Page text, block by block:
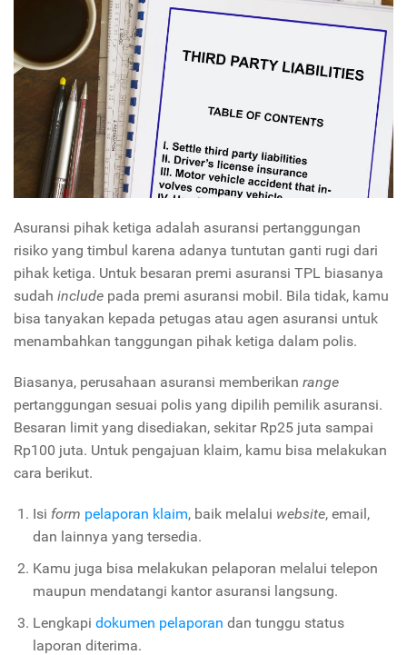
Asuransi pihak ketiga adalah asuransi pertanggungan
risiko yang timbul karena adanya tuntutan ganti rugi dari
pihak ketiga. Untuk besaran premi asuransi TPL biasanya
sudah include pada premi asuransi mobil. Bila tidak, kamu
bisa tanyakan kepada petugas atau agen asuransi untuk
menambahkan tanggungan pihak ketiga dalam polis.
Biasanya, perusahaan asuransi memberikan range
pertanggungan sesuai polis yang dipilih pemilik asuransi.
Besaran limit yang disediakan, sekitar Rp25 juta sampai
Rp100 juta. Untuk pengajuan klaim, kamu bisa melakukan
cara berikut.
Isi form pelaporan klaim, baik melalui website, email,
dan lainnya yang tersedia.
Kamu juga bisa melakukan pelaporan melalui telepon
maupun mendatangi kantor asuransi langsung.
Lengkapi dokumen pelaporan dan tunggu status
laporan diterima.